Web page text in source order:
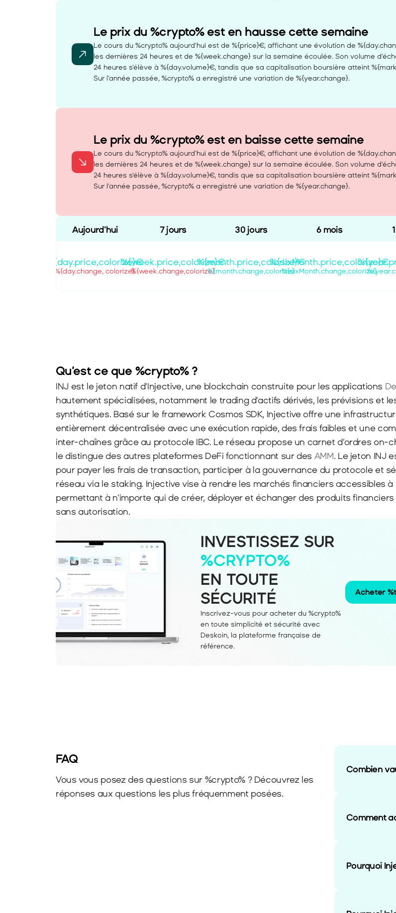
Le prix du %crypto% est en hausse cette semaine
Le cours du %crypto% aujourd'hui est de %{price}€, affichant une évolution de
les dernières 24 heures et de %{week.change} sur la semaine écoulée. Son volume
24 heures s'élève à %{day.volume}€, tandis que sa capitalisation boursière atteint
Sur l'année passée, %crypto% a enregistré une variation de %{year.change}.
Le prix du %crypto% est en baisse cette semaine
Le cours du %crypto% aujourd'hui est de %{price}€, affichant une évolution de
les dernières 24 heures et de %{week.change} sur la semaine écoulée. Son volume
24 heures s'élève à %{day.volume}€, tandis que sa capitalisation boursière atteint
Sur l'année passée, %crypto% a enregistré une variation de %{year.change}.
Aujourd’hui 7 jours 30 jours 6 mois
%{day.price,colorize}€
%{day.change, colorize}
%{week.price,colorize}€
%{week.change,colorize}
%{month.price,colorize}€
%{month.change,colorize}
%{sixMonth.price,colorize}€
%{sixMonth.change,colorize}
Qu’est ce que %crypto% ?
INJ est le jeton natif d’Injective, une blockchain construite pour les applications
hautement spécialisées, notamment le trading d’actifs dérivés, les prévisions et
synthétiques. Basé sur le framework Cosmos SDK, Injective offre une
entièrement décentralisée avec une exécution rapide, des frais faibles et une
inter-chaînes grâce au protocole IBC. Le réseau propose un carnet d’ordres on-
le distingue des autres plateformes DeFi fonctionnant sur des AMM. Le jeton INJ
pour payer les frais de transaction, participer à la gouvernance du protocole et
réseau via le staking. Injective vise à rendre les marchés financiers accessibles à
permettant à n’importe qui de créer, déployer et échanger des produits
sans autorisation.
INVESTISSEZ SUR
%CRYPTO%
EN TOUTE
SÉCURITÉ
Inscrivez-vous pour acheter du %crypto%
en toute simplicité et sécurité avec
Deskoin, la plateforme française de
référence.
Acheter
FAQ
Vous vous posez des questions sur %crypto% ? Découvrez les
réponses aux questions les plus fréquemment posées.
Combien
Comment
Pourquoi